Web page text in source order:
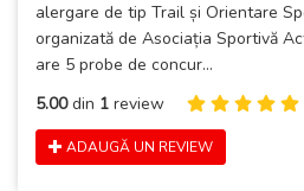
alergare de tip Trail și Orientare
organizată de Asociația Sportivă
are 5 probe de concur...
5.00din 1 review
ADAUGĂ UN REVIEW